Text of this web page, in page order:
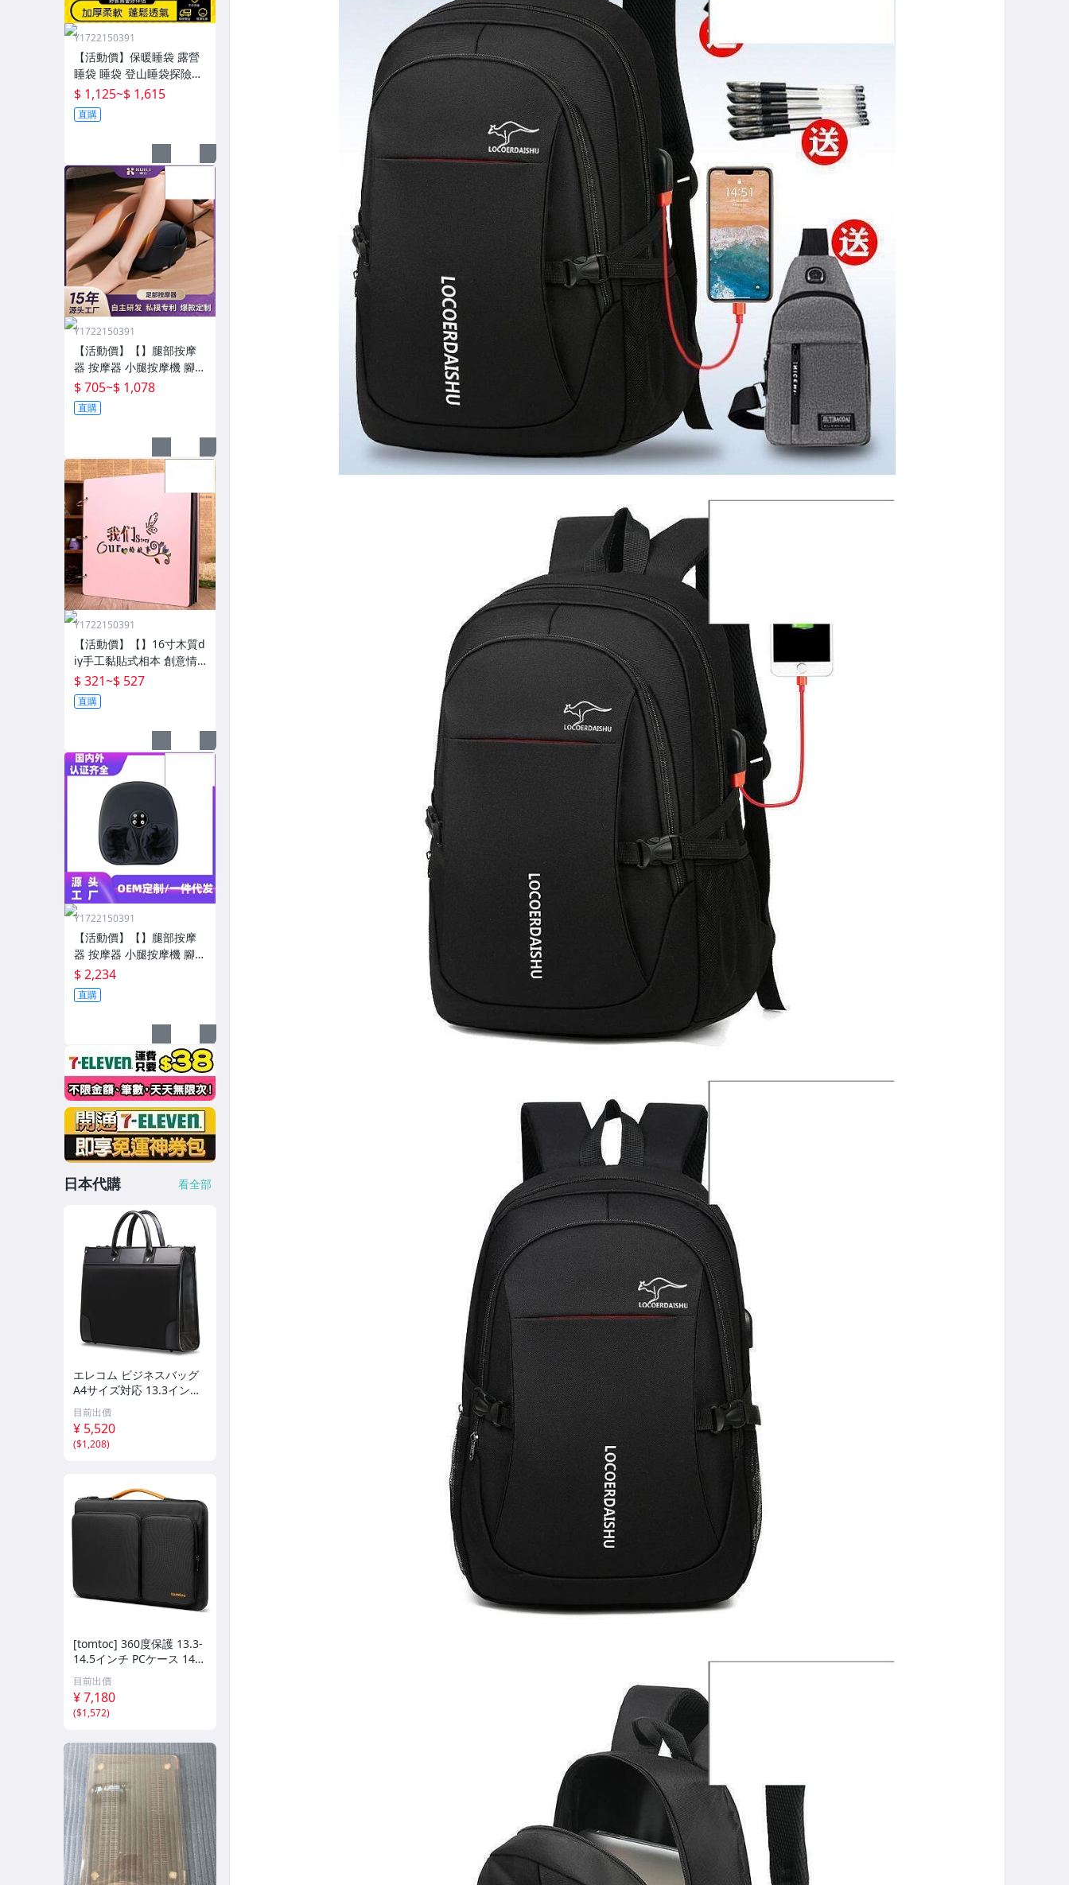
Y1722150391
【活動價】保暖睡袋 露營
睡袋 睡袋 登山睡袋探險者
睡袋成人冬季加厚防寒加
大戶外露營大人抗寒四季
通用款保暖
$ 1,125~$ 1,615
直購
Y1722150391
【活動價】【】腿部按摩
器 按摩器 小腿按摩機 腳底
按摩機 深層按摩儀 小腿按
摩儀全自動揉捏腿部按摩
器全腿底腳熱敷腳部足底
$ 705~$ 1,078
直購
Y1722150391
【活動價】【】16寸木質d
iy手工黏貼式相本 創意情
侶影集紀念收藏冊送男女
朋友
$ 321~$ 527
直購
Y1722150391
【活動價】【】腿部按摩
器 按摩器 小腿按摩機 腳底
按摩機 深層按摩軟體全自
動足療機穴位揉捏家用按
腳器腳部腿部足底足部腳
$ 2,234
直購
日本代購 看全部
エレコム ビジネスバッグ
A4サイズ対応 13.3インチ
PC対応 自立式 就職活動
ショルダーベルト付 ブラ
ック BM-F01XB
目前出價
¥ 5,520
($1,208)
[tomtoc] 360度保護 13.3-
14.5インチ PCケース 14イ
ンチ MacBook Pro M5-M
1 2026-2
目前出價
¥ 7,180
($1,572)